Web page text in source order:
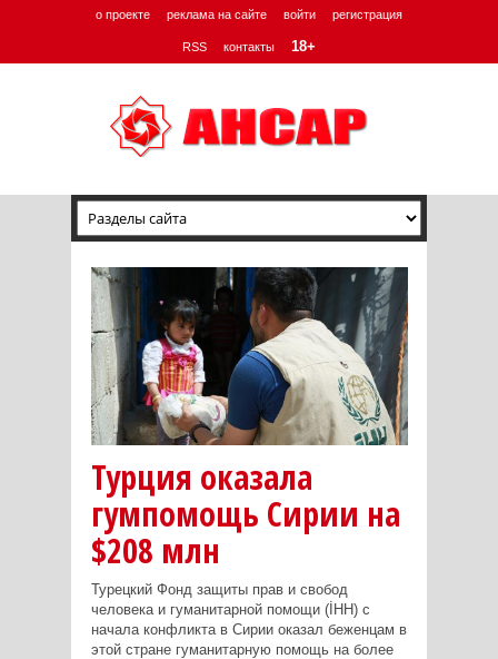
о проекте реклама на сайте войти регистрация
RSS контакты 18+
Турция оказала
гумпомощь Сирии на
$208 млн
Турецкий Фонд защиты прав и свобод
человека и гуманитарной помощи (İHH) с
начала конфликта в Сирии оказал беженцам в
этой стране гуманитарную помощь на более